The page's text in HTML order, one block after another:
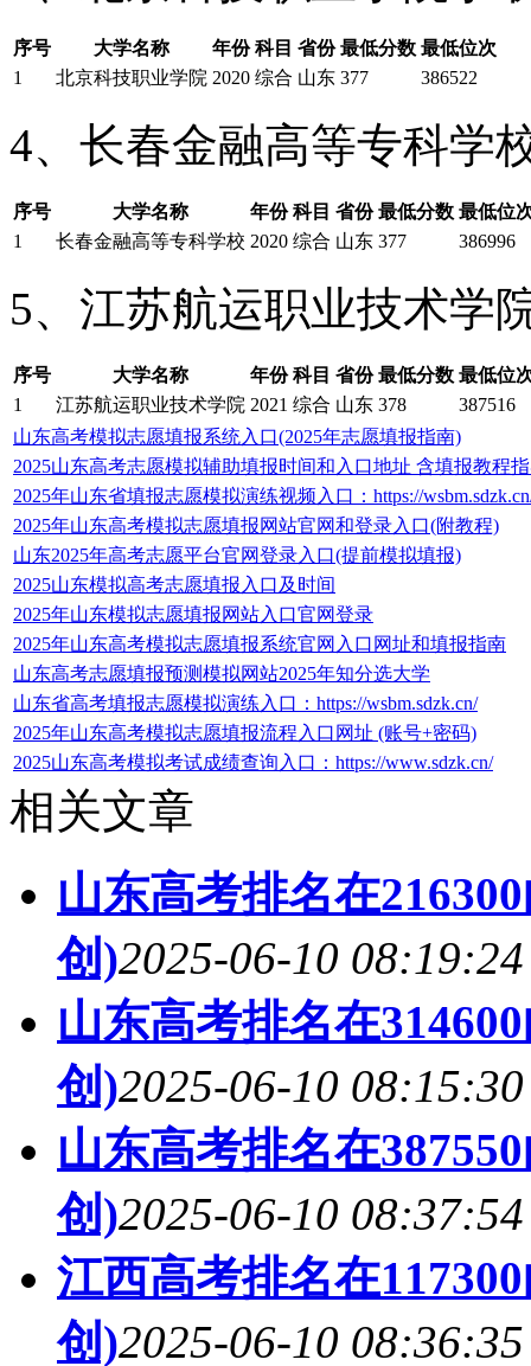
序号 大学名称 年份 科目 省份 最低分数 最低位次
1
北京科技职业学院 2020 综合 山东 377 386522
4、长春金融高等专科学
序号 大学名称 年份 科目 省份 最低分数 最低位
1
长春金融高等专科学校 2020 综合 山东 377 386996
5、江苏航运职业技术学
序号 大学名称 年份 科目 省份 最低分数 最低位
1
江苏航运职业技术学院 2021 综合 山东 378
387516
山东高考模拟志愿填报系统入口(2025年志愿填报指南)
2025山东高考志愿模拟辅助填报时间和入口地址 含填报教程
2025年山东省填报志愿模拟演练视频入口：https://
2025年山东高考模拟志愿填报网站官网和登录入口(附教程)
山东2025年高考志愿平台官网登录入口(提前模拟填报)
2025山东模拟高考志愿填报入口及时间
2025年山东模拟志愿填报网站入口官网登录
2025年山东高考模拟志愿填报系统官网入口网址和填报指南
山东高考志愿填报预测模拟网站2025年知分选大学
山东省高考填报志愿模拟演练入口：https://wsbm.sdzk.cn/
2025年山东高考模拟志愿填报流程入口网址 (账号+密码)
2025山东高考模拟考试成绩查询入口：https://www.sdzk.cn/
相关文章
山东高考排名在
创)2025-06-10 08:19:24
山东高考排名在
创)2025-06-10 08:15:30
山东高考排名在
创)2025-06-10 08:37:54
江西高考排名在
创)2025-06-10 08:36:35